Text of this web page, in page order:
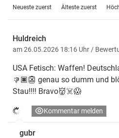
Neueste zuerst Älteste zuerst
Huldreich
am 26.05.2026 18:16 Uhr /
USA Fetisch: Waffen!
👎🏿👺 genau so dumm und
Stau!!!! Bravo👹☠️😱
Kommentar melden
gubr